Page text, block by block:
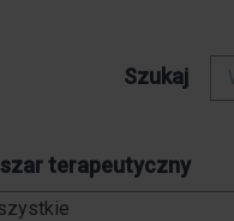
Szukaj
terapeutyczny